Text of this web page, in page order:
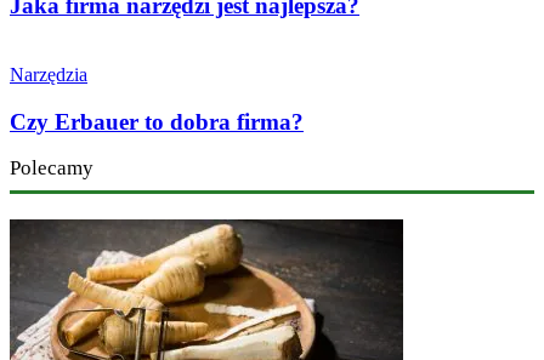
Jaka firma narzędzi jest najlepsza?
Narzędzia
Czy Erbauer to dobra firma?
Polecamy